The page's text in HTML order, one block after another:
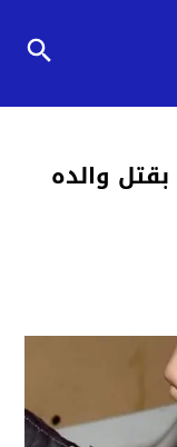
والده